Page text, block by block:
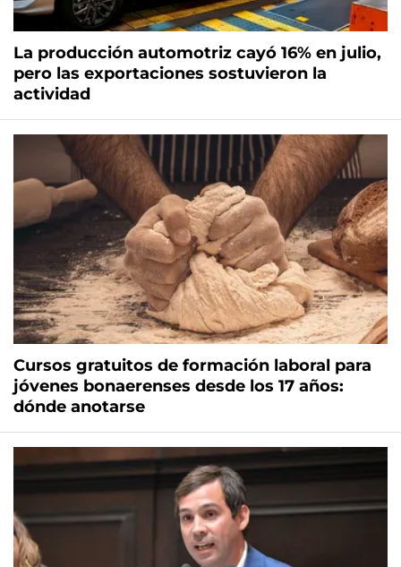
La producción automotriz cayó 16% en julio,
pero las exportaciones sostuvieron la
actividad
Cursos gratuitos de formación laboral para
jóvenes bonaerenses desde los 17 años:
dónde anotarse